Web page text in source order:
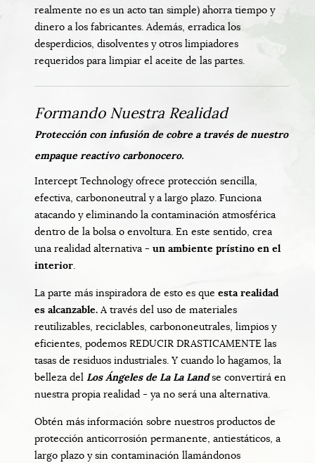
realmente no es un acto tan simple) ahorra tiempo y
dinero a los fabricantes. Además, erradica los
desperdicios, disolventes y otros limpiadores
requeridos para limpiar el aceite de las partes.
Formando Nuestra Realidad
Protección con infusión de cobre a través de nuestro
empaque reactivo carbonocero.
Intercept Technology ofrece protección sencilla,
efectiva, carbononeutral y a largo plazo. Funciona
atacando y eliminando la contaminación atmosférica
dentro de la bolsa o envoltura. En este sentido, crea
una realidad alternativa - un ambiente prístino en el
interior.
La parte más inspiradora de esto es que esta realidad
es alcanzable. A través del uso de materiales
reutilizables, reciclables, carbononeutrales, limpios y
eficientes, podemos REDUCIR DRASTICAMENTE las
tasas de residuos industriales. Y cuando lo hagamos, la
belleza del Los Ángeles de La La Landse convertirá en
nuestra propia realidad - ya no será una alternativa.
Obtén más información sobre nuestros productos de
protección anticorrosión permanente, antiestáticos, a
largo plazo y sin contaminación llamándonos